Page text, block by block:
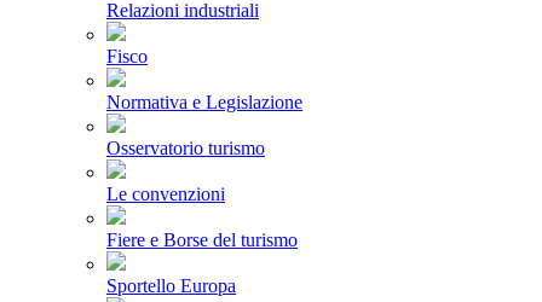
Relazioni industriali
Fisco
Normativa e Legislazione
Osservatorio turismo
Le convenzioni
Fiere e Borse del turismo
Sportello Europa